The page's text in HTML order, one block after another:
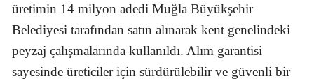
üretimin 14 milyon adedi Muğla Büyükşehir
Belediyesi tarafından satın alınarak kent genelindeki
peyzaj çalışmalarında kullanıldı. Alım garantisi
sayesinde üreticiler için sürdürülebilir ve güvenli bir